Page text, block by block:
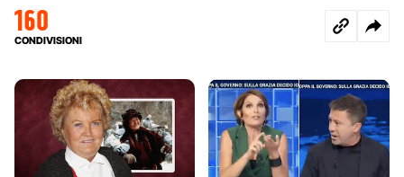
160
CONDIVISIONI